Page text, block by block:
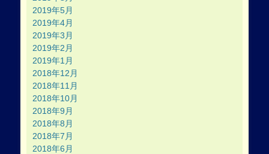
2019年5月
2019年4月
2019年3月
2019年2月
2019年1月
2018年12月
2018年11月
2018年10月
2018年9月
2018年8月
2018年7月
2018年6月